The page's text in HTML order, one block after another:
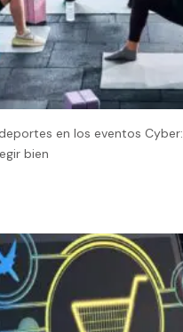
en los eventos
bien